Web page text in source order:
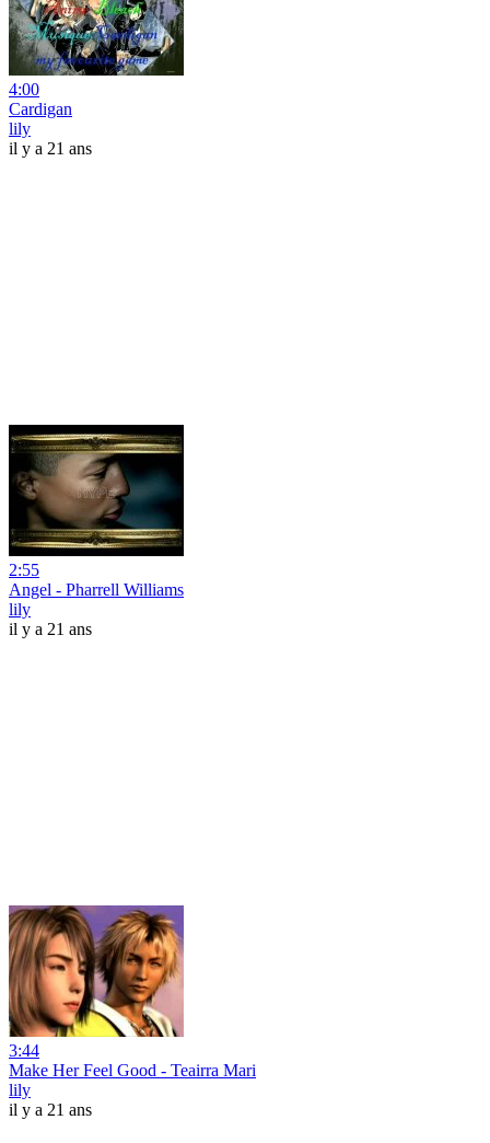
4:00
Cardigan
lily
il y a 21 ans
2:55
Angel - Pharrell Williams
lily
il y a 21 ans
3:44
Make Her Feel Good - Teairra Mari
lily
il y a 21 ans